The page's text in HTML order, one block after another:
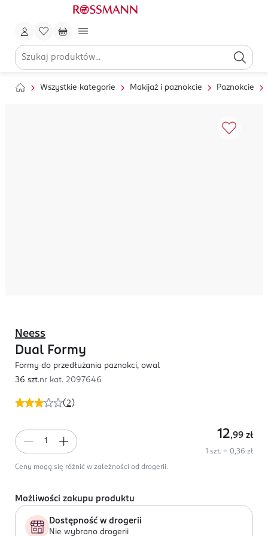
Wszystkie kategorie Makijaż i paznokcie Paznokcie
(2 )
Neess
Dual Formy
Formy do przedłużania paznokci, owal
36 szt.nr kat. 2097646
12,99 zł
1 szt. = 0,36 zł
Ceny mogą się różnić w zależności od drogerii.
Możliwości zakupu produktu
Dostępność w drogerii
Nie wybrano drogerii